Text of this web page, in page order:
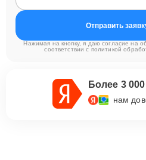
Отправить
Нажимая на кнопку, я даю согласие на
соответствии с политикой
Более 3
нам